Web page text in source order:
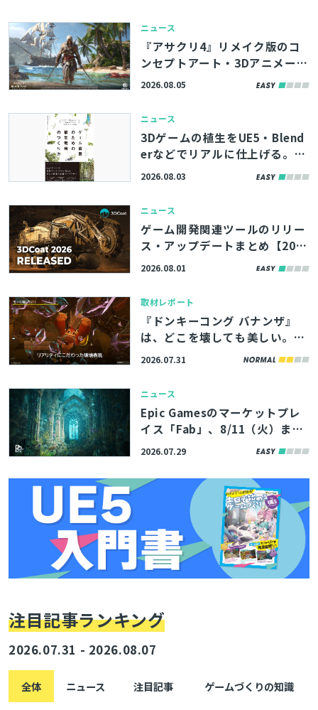
強会の講演資料が公開
ニュース
『アサクリ4』リメイク版のコ
ンセプトアート・3Dアニメーシ
ョンなど500点以上、ArtStati
2026.08.05
ニュース
3Dゲームの植生をUE5・Blend
erなどでリアルに仕上げる。書
籍『ゲーム背景のための植生環
2026.08.03
ニュース
ゲーム開発関連ツールのリリー
ス・アップデートまとめ【202
6/8/1】
2026.08.01
取材レポート
『ドンキーコング バナンザ』
は、どこを壊しても美しい。破
片の飛び方や断面の描写まで制
2026.07.31
ニュース
Epic Gamesのマーケットプレ
イス「Fab」、8/11（火）まで
の期間限定で無料コンテンツを
イメージした環境アセットなど
2026.07.29
注目記事ランキング
2026.07.31 - 2026.08.07
全体 ニュース 注目記事 ゲームづくりの知識
とじる